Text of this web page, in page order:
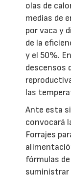
olas de
medias de
por vaca y
de la
y el 50%.
descensos
las
Ante esta
convocará
Forrajes
fórmulas
suministrar